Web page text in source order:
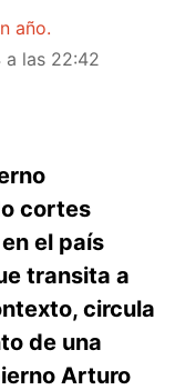
año.
las 22:42
cortes
el país
transita a
circula
de una
Arturo